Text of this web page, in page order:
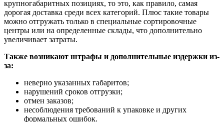
крупногабаритных позициях, то это, как правило, самая
дорогая доставка среди всех категорий. Плюс такие товары
можно отгружать только в специальные сортировочные
центры или на определенные склады, что дополнительно
увеличивает затраты.
Также возникают штрафы и дополнительные издержки из-
за:
неверно указанных габаритов;
нарушений сроков отгрузки;
отмен заказов;
несоблюдения требований к упаковке и других
формальных ошибок.